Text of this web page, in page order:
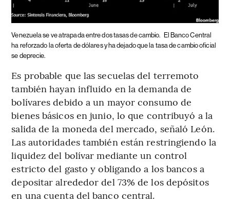
Venezuela se ve atrapada entre dos tasas de cambio. El Banco Central
ha reforzado la oferta de dólares y ha dejado que la tasa de cambio oficial
se deprecie.
Es probable que las secuelas del terremoto
también hayan influido en la demanda de
bolívares debido a un mayor consumo de
bienes básicos en junio, lo que contribuyó a la
salida de la moneda del mercado, señaló León.
Las autoridades también están restringiendo la
liquidez del bolívar mediante un control
estricto del gasto y obligando a los bancos a
depositar alrededor del 73% de los depósitos
en una cuenta del banco central.